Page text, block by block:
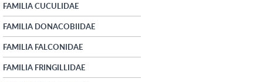
FAMILIA CUCULIDAE
FAMILIA DONACOBIIDAE
FAMILIA FALCONIDAE
FAMILIA FRINGILLIDAE